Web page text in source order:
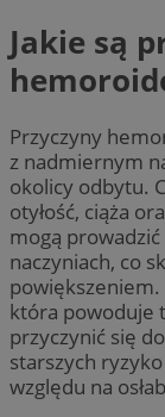
Jakie są
Przyczyny
z nadmiernym
okolicy odbytu.
otyłość, ciąża
mogą
naczyniach, co
powiększeniem.
która powoduje
przyczynić się
starszych
względu na